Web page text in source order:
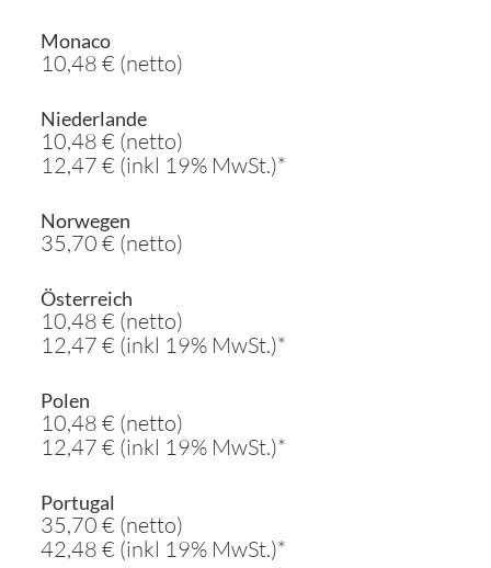
Monaco
10,48 € (netto)
Niederlande
10,48 € (netto)
12,47 € (inkl 19% MwSt.)*
Norwegen
35,70 € (netto)
Österreich
10,48 € (netto)
12,47 € (inkl 19% MwSt.)*
Polen
10,48 € (netto)
12,47 € (inkl 19% MwSt.)*
Portugal
35,70 € (netto)
42,48 € (inkl 19% MwSt.)*